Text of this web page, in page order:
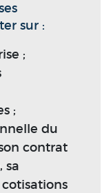
sur :
;
;
du
contrat
sa